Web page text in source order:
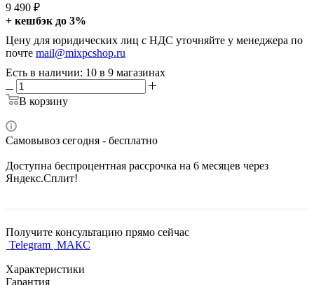
9 490 ₽
+ кешбэк до 3%
Цену для юридических лиц с НДС уточняйте у менеджера по
почте mail@mixpcshop.ru
Есть в наличии: 10 в 9 магазинах
В корзину
Самовывоз сегодня - бесплатно
Доступна беспроцентная рассрочка на 6 месяцев через
Яндекс.Сплит!
Получите консультацию прямо сейчас
Telegram МАКС
Характеристики
Гарантия